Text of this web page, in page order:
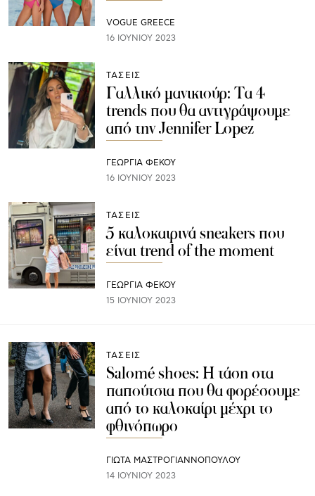
VOGUE GREECE
16 ΙΟΥΝΊΟΥ 2023
ΤΑΣΕΙΣ
Γαλλικό μανικιούρ: Τα 4
trends που θα αντιγράψουμε
από την Jennifer Lopez
ΓΕΩΡΓΙΑ ΦΕΚΟΥ
16 ΙΟΥΝΊΟΥ 2023
ΤΑΣΕΙΣ
5 καλοκαιρινά sneakers που
είναι trend of the moment
ΓΕΩΡΓΙΑ ΦΕΚΟΥ
15 ΙΟΥΝΊΟΥ 2023
ΤΑΣΕΙΣ
Salomé shoes: Η τάση στα
παπούτσια που θα φορέσουμε
από το καλοκαίρι μέχρι το
φθινόπωρο
ΓΙΩΤΑ ΜΑΣΤΡΟΓΙΑΝΝΟΠΟΥΛΟΥ
14 ΙΟΥΝΊΟΥ 2023